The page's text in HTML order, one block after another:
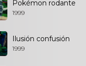
Pokémon rodante
1999
Ilusión confusión
1999